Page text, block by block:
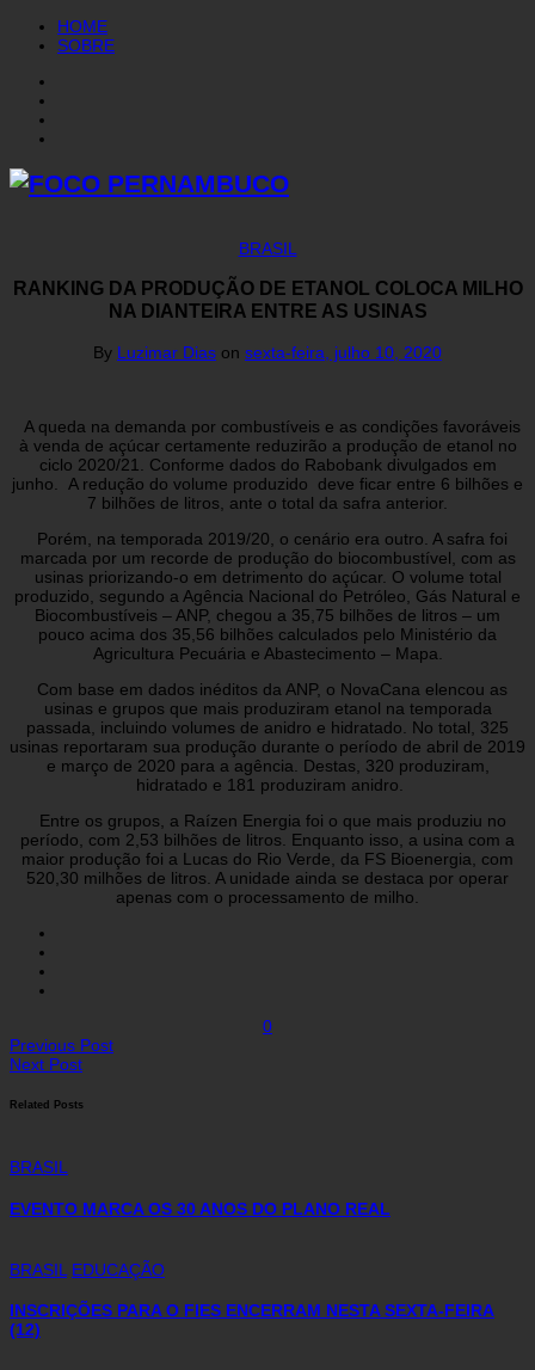
HOME
SOBRE
BRASIL
RANKING DA PRODUÇÃO DE ETANOL COLOCA MILHO
NA DIANTEIRA ENTRE AS USINAS
By Luzimar Dias on sexta-feira, julho 10, 2020
A queda na demanda por combustíveis e as condições favoráveis
à venda de açúcar certamente reduzirão a produção de etanol no
ciclo 2020/21. Conforme dados do Rabobank divulgados em
junho. A redução do volume produzido deve ficar entre 6 bilhões e
7 bilhões de litros, ante o total da safra anterior.
Porém, na temporada 2019/20, o cenário era outro. A safra foi
marcada por um recorde de produção do biocombustível, com as
usinas priorizando-o em detrimento do açúcar. O volume total
produzido, segundo a Agência Nacional do Petróleo, Gás Natural e
Biocombustíveis – ANP, chegou a 35,75 bilhões de litros – um
pouco acima dos 35,56 bilhões calculados pelo Ministério da
Agricultura Pecuária e Abastecimento – Mapa.
Com base em dados inéditos da ANP, o NovaCana elencou as
usinas e grupos que mais produziram etanol na temporada
passada, incluindo volumes de anidro e hidratado. No total, 325
usinas reportaram sua produção durante o período de abril de 2019
e março de 2020 para a agência. Destas, 320 produziram,
hidratado e 181 produziram anidro.
Entre os grupos, a Raízen Energia foi o que mais produziu no
período, com 2,53 bilhões de litros. Enquanto isso, a usina com a
maior produção foi a Lucas do Rio Verde, da FS Bioenergia, com
520,30 milhões de litros. A unidade ainda se destaca por operar
apenas com o processamento de milho.
0
Previous Post
Next Post
Related Posts
BRASIL
EVENTO MARCA OS 30 ANOS DO PLANO REAL
BRASIL EDUCAÇÃO
INSCRIÇÕES PARA O FIES ENCERRAM NESTA SEXTA-FEIRA
(12)